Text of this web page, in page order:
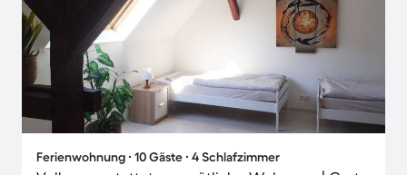
Ferienwohnung ∙ 10 Gäste ∙ 4 Schlafzimmer